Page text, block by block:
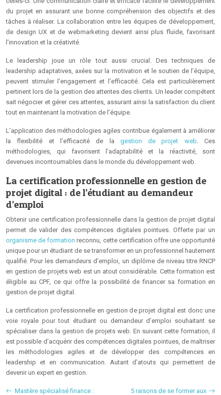
du projet en assurant une bonne compréhension des objectifs et des
tâches à réaliser. La collaboration entre les équipes de développement,
de design UX et de webmarketing devient ainsi plus fluide, favorisant
l’innovation et la créativité.
Le leadership joue un rôle tout aussi crucial. Des techniques de
leadership adaptatives, axées sur la motivation et le soutien de l’équipe,
peuvent stimuler l’engagement et l’efficacité. Cela est particulièrement
pertinent lors de la gestion des attentes des clients. Un leader compétent
sait négocier et gérer ces attentes, assurant ainsi la satisfaction du client
tout en maintenant la motivation de l’équipe.
L’application des méthodologies agiles contribue également à améliorer
la flexibilité et l’efficacité de la gestion de projet web. Ces
méthodologies, qui favorisent l’adaptabilité et la réactivité, sont
devenues incontournables dans le monde du développement web.
La certification professionnelle en gestion de
projet digital : de l’étudiant au demandeur
d’emploi
Obtenir une certification professionnelle dans la gestion de projet digital
permet de valider des compétences digitales pointues. Offerte par un
organisme de formation reconnu, cette certification offre une opportunité
unique pour un étudiant de se transformer en un professionnel hautement
qualifié. Pour les demandeurs d’emploi, un diplôme de niveau titre RNCP
en gestion de projets web est un atout considérable. Cette formation est
éligible au CPF, ce qui offre la possibilité de financer sa formation en
gestion de projet digital.
La certification professionnelle en gestion de projet digital est donc une
voie royale pour tout étudiant ou demandeur d’emploi souhaitant se
spécialiser dans la gestion de projets web. En suivant cette formation, il
est possible d’acquérir des compétences digitales pointues, de maîtriser
les méthodologies agiles et de développer des compétences en
leadership et en communication. Autant d’atouts qui permettent de
devenir un expert en gestion.
Mastère spécialisé finance :
5 raisons de se former aux